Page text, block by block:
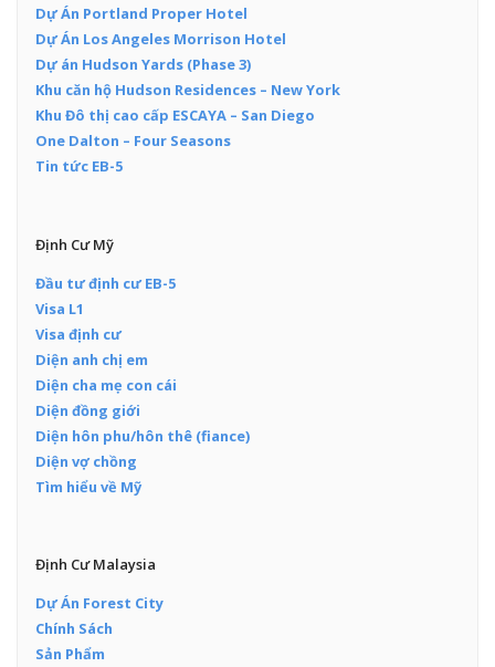
Dự Án Portland Proper Hotel
Dự Án Los Angeles Morrison Hotel
Dự án Hudson Yards (Phase 3)
Khu căn hộ Hudson Residences – New York
Khu Đô thị cao cấp ESCAYA – San Diego
One Dalton – Four Seasons
Tin tức EB-5
Định Cư Mỹ
Đầu tư định cư EB-5
Visa L1
Visa định cư
Diện anh chị em
Diện cha mẹ con cái
Diện đồng giới
Diện hôn phu/hôn thê (fiance)
Diện vợ chồng
Tìm hiểu về Mỹ
Định Cư Malaysia
Dự Án Forest City
Chính Sách
Sản Phẩm